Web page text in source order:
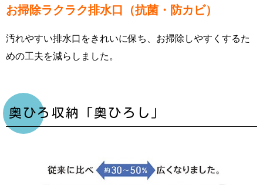
お掃除ラクラク排水口（抗菌・防カビ）
汚れやすい排水口をきれいに保ち、お掃除しやすくするた
めの工夫を減らしました。
奥ひろ収納「奥ひろし」